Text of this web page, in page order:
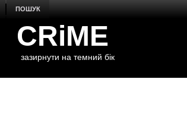
ПОШУК
CRiME
зазирнути на темний бік